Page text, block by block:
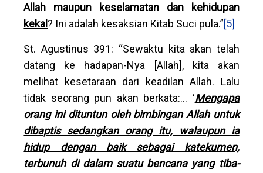
Allah maupun keselamatan dan kehidupan
kekal ? Ini adalah kesaksian Kitab Suci pula.”[5]
St. Agustinus 391: “Sewaktu kita akan telah
datang ke hadapan-Nya [Allah], kita akan
melihat kesetaraan dari keadilan Allah. Lalu
tidak seorang pun akan berkata:… ‘Mengapa
orang ini dituntun oleh bimbingan Allah untuk
dibaptis sedangkan orang itu, walaupun ia
hidup dengan baik sebagai katekumen,
terbunuhdi dalam suatu bencana yang tiba-